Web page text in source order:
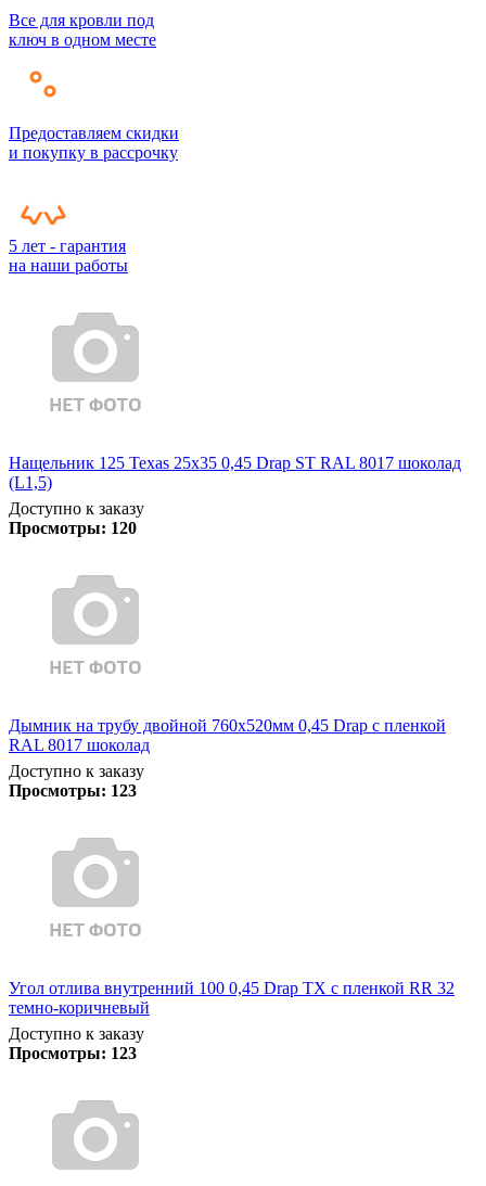
Все для кровли под
ключ в одном месте
Предоставляем скидки
и покупку в рассрочку
5 лет - гарантия
на наши работы
Нащельник 125 Texas 25х35 0,45 Drap ST RAL 8017 шоколад
(L1,5)
Доступно к заказу
Просмотры: 120
Дымник на трубу двойной 760х520мм 0,45 Drap с пленкой
RAL 8017 шоколад
Доступно к заказу
Просмотры: 123
Угол отлива внутренний 100 0,45 Drap TX с пленкой RR 32
темно-коричневый
Доступно к заказу
Просмотры: 123